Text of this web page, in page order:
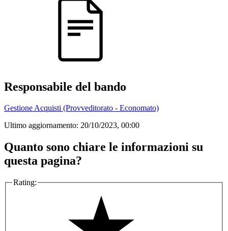
Responsabile del bando
Gestione Acquisti (Provveditorato - Economato)
Ultimo aggiornamento: 20/10/2023, 00:00
Quanto sono chiare le informazioni su
questa pagina?
Rating: